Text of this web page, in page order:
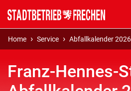
Home Service Abfallkalender 2026
Franz-Hennes-